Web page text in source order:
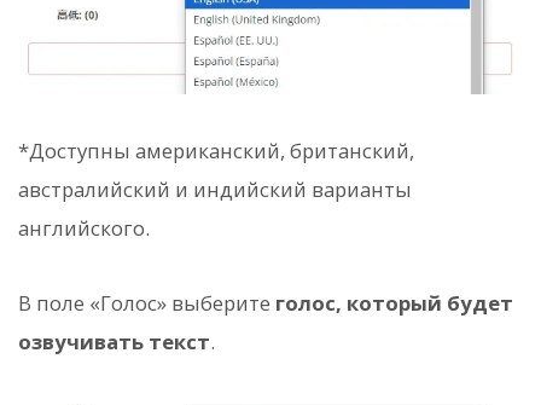
*Доступны американский, британский,
австралийский и индийский варианты
английского.
В поле «Голос» выберите голос, который будет
озвучивать текст.